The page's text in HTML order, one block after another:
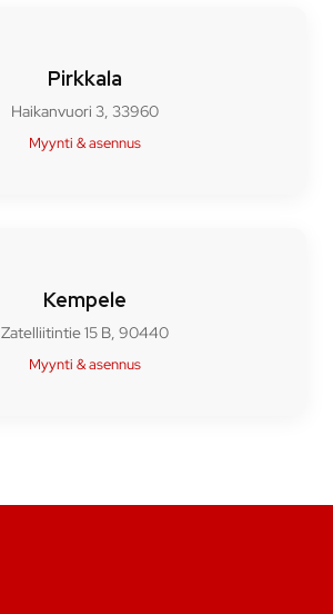
Pirkkala
Haikanvuori 3, 33960
Myynti & asennus
Kempele
Zatelliitintie 15 B, 90440
Myynti & asennus